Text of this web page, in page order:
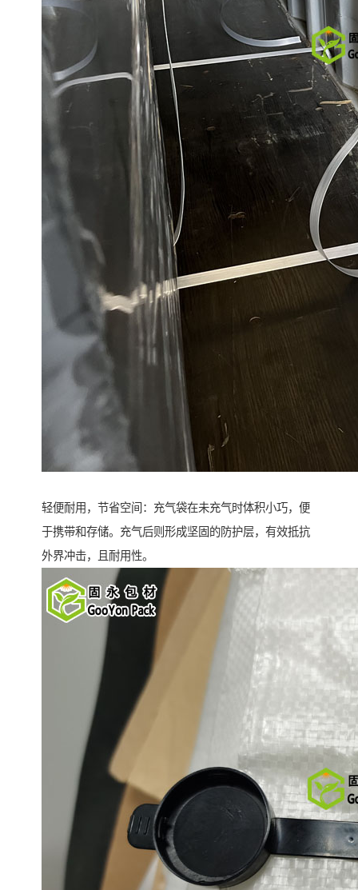
轻便耐用，节省空间：充气袋在未充气时体积小巧，便
于携带和存储。充气后则形成坚固的防护层，有效抵抗
外界冲击，且耐用性。